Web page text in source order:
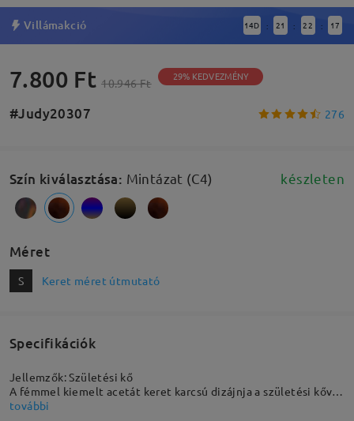
Villámakció 14D : 21 : 22 : 16
7.800 Ft 10.946 Ft 29% KEDVEZMÉNY
#Judy20307 276
Szín kiválasztása: Mintázat (C4) készleten
Méret
S Keret méret útmutató
Specifikációk
Jellemzők: Születési kő
A fémmel kiemelt acetát keret karcsú dizájnja a születési kővel
egyszerű, mégis stílusos megjelenést kölcsönöz az egész
további